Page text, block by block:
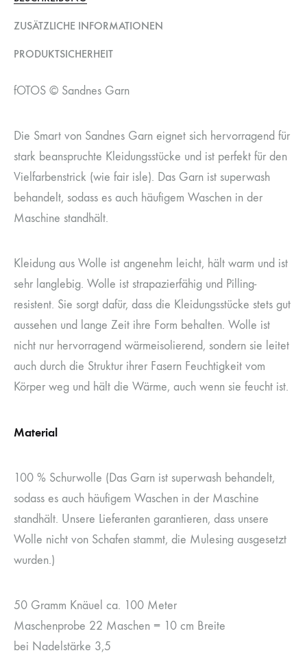
ZUSÄTZLICHE INFORMATIONEN
PRODUKTSICHERHEIT
fOTOS © Sandnes Garn
Die Smart von Sandnes Garn eignet sich hervorragend für
stark beanspruchte Kleidungsstücke und ist perfekt für den
Vielfarbenstrick (wie fair isle). Das Garn ist superwash
behandelt, sodass es auch häufigem Waschen in der
Maschine standhält.
Kleidung aus Wolle ist angenehm leicht, hält warm und ist
sehr langlebig. Wolle ist strapazierfähig und Pilling-
resistent. Sie sorgt dafür, dass die Kleidungsstücke stets gut
aussehen und lange Zeit ihre Form behalten. Wolle ist
nicht nur hervorragend wärmeisolierend, sondern sie leitet
auch durch die Struktur ihrer Fasern Feuchtigkeit vom
Körper weg und hält die Wärme, auch wenn sie feucht ist.
Material
100 % Schurwolle (Das Garn ist superwash behandelt,
sodass es auch häufigem Waschen in der Maschine
standhält. Unsere Lieferanten garantieren, dass unsere
Wolle nicht von Schafen stammt, die Mulesing ausgesetzt
wurden.)
50 Gramm Knäuel ca. 100 Meter
Maschenprobe 22 Maschen = 10 cm Breite
bei Nadelstärke 3,5